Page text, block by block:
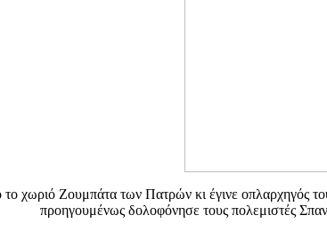
χωριό Ζουμπάτα των Πατρών κι έγινε οπλαρχηγός
προηγουμένως δολοφόνησε τους πολεμιστές